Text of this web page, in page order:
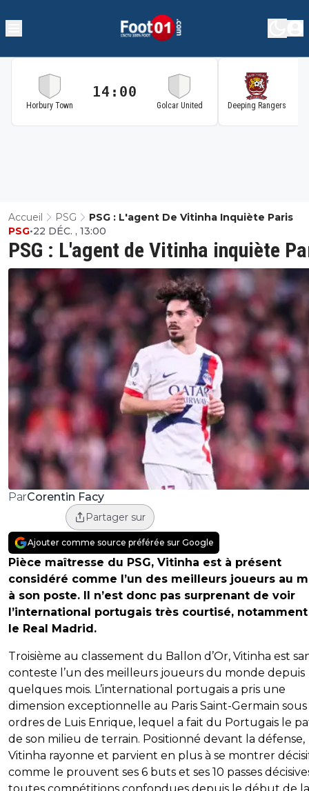
Horbury Town
14:00
Golcar United Deeping Rangers
Accueil PSG PSG : L'agent De Vitinha Inquiète Paris
PSG : L'agent de Vitinha inquiète
PSG•22 DÉC. , 13:00
ParCorentin Facy
Partager sur
Ajouter comme source préférée sur Google
Pièce maîtresse du PSG, Vitinha est à présent
considéré comme l’un des meilleurs joueurs au
à son poste. Il n’est donc pas surprenant de voir
l’international portugais très courtisé,
le Real Madrid.
Troisième au classement du Ballon d’Or, Vitinha est
conteste l’un des meilleurs joueurs du monde depuis
quelques mois. L’international portugais a pris une
dimension exceptionnelle au Paris Saint-Germain sous
ordres de Luis Enrique, lequel a fait du Portugais le
de son milieu de terrain. Positionné devant la défense,
Vitinha rayonne et parvient en plus à se montrer
comme le prouvent ses 6 buts et ses 10 passes